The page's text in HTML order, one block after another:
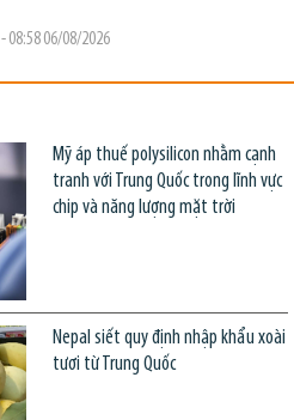
- 08:58 06/08/2026
Mỹ áp thuế polysilicon nhằm cạnh
tranh với Trung Quốc trong lĩnh vực
chip và năng lượng mặt trời
Nepal siết quy định nhập khẩu xoài
tươi từ Trung Quốc